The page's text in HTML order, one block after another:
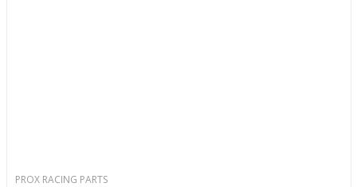
PROX RACING PARTS